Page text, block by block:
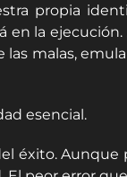
propia
la
malas,
esencial.
éxito. Aunque